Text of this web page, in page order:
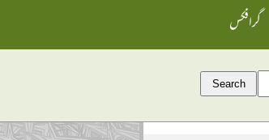
گرافکس